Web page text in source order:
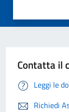
Contatta il
Leggi le
Richiedi